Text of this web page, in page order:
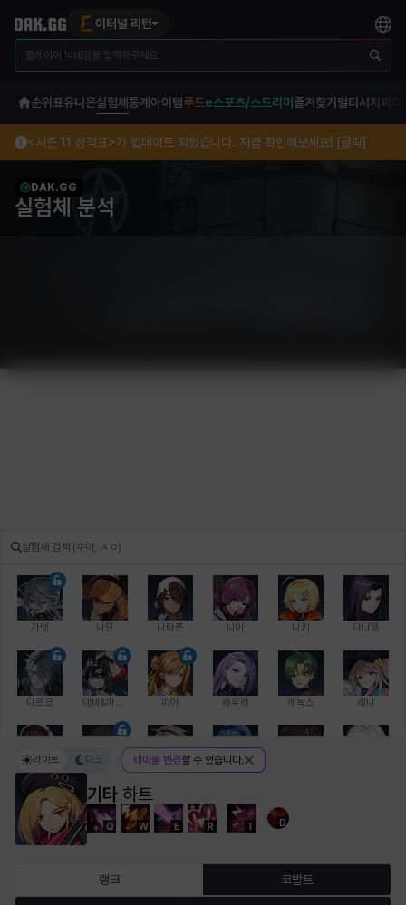
이터널 리턴
순위표유니온실험체 통계 아이템루트e스포츠/스트리머 즐겨찾기 멀티서치 파티
<시즌 11 성적표>가 업데이트 되었습니다. 지금 확인해보세요! [클릭]
DAK.GG
실험체 분석
가넷 나딘 나타폰 니아 니키 다니엘
다르코 띠아 라우라 레녹스 레니
레온 루크 르노어
기타 하트
Q W E R T D
라이트 다크 테마를 변경할 수 있습니다.
랭크 코발트